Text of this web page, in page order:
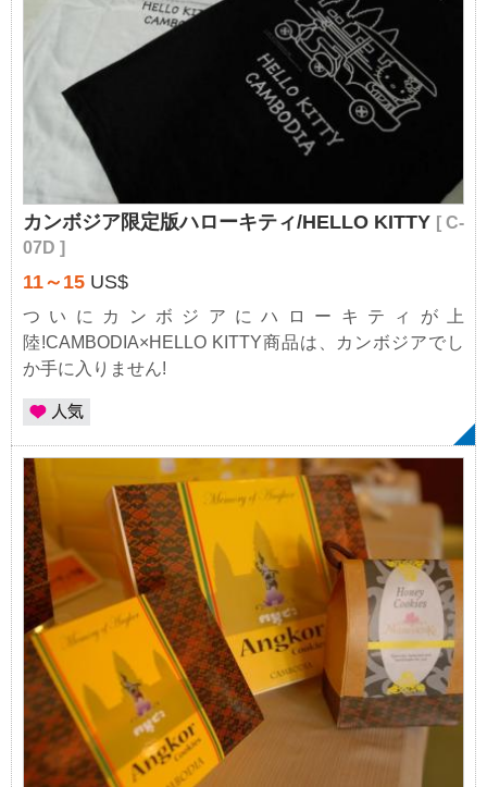
カンボジア限定版ハローキティ/HELLO KITTY [ C-
07D ]
11～15 US$
ついにカンボジアにハローキティが上
陸!CAMBODIA×HELLO KITTY商品は、カンボジアでし
か手に入りません!